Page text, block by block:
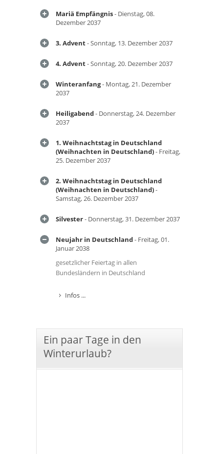
Mariä Empfängnis- Dienstag, 08.
Dezember 2037
3. Advent- Sonntag, 13. Dezember 2037
4. Advent- Sonntag, 20. Dezember 2037
Winteranfang- Montag, 21. Dezember
2037
Heiligabend- Donnerstag, 24. Dezember
2037
1. Weihnachtstag in Deutschland
(Weihnachten in Deutschland)- Freitag,
25. Dezember 2037
2. Weihnachtstag in Deutschland
(Weihnachten in Deutschland)-
Samstag, 26. Dezember 2037
Silvester- Donnerstag, 31. Dezember 2037
Neujahr in Deutschland- Freitag, 01.
Januar 2038
gesetzlicher Feiertag in allen
Bundesländern in Deutschland
Infos ...
Ein paar Tage in den
Winterurlaub?